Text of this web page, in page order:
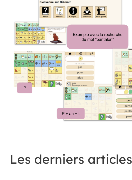
Les derniers articles